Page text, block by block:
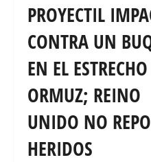
PROYECTIL
CONTRA UN
EN EL
ORMUZ; REINO
UNIDO NO
HERIDOS